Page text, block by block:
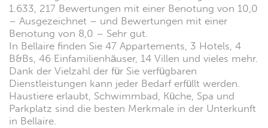
1.633, 217 Bewertungen mit einer Benotung von 10,0
– Ausgezeichnet – und Bewertungen mit einer
Benotung von 8,0 – Sehr gut.
In Bellaire finden Sie 47 Appartements, 3 Hotels, 4
B&Bs, 46 Einfamilienhäuser, 14 Villen und vieles mehr.
Dank der Vielzahl der für Sie verfügbaren
Dienstleistungen kann jeder Bedarf erfüllt werden.
Haustiere erlaubt, Schwimmbad, Küche, Spa und
Parkplatz sind die besten Merkmale in der Unterkunft
in Bellaire.